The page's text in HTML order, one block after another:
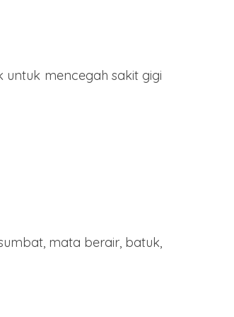
untuk mencegah sakit gigi
mata berair, batuk,